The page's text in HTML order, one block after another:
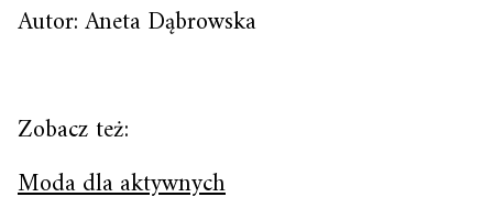
Autor: Aneta Dąbrowska
Zobacz też:
Moda dla aktywnych